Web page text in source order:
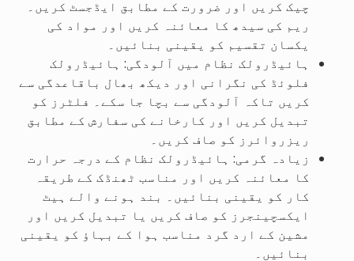
چیک کریں اور ضرورت کے مطابق ایڈجسٹ کریں۔
ریم کی سیدھ کا معائنہ کریں اور مواد کی
یکسان تقسیم کو یقینی بنائیں۔
ہائیڈرولک نظام میں آلودگی: ہائیڈرولک
فلوئڈ کی نگرانی اور دیکھ بھال باقاعدگی سے
کریں تاکہ آلودگی سے بچا جا سکے۔ فلٹرز کو
تبدیل کریں اور کارخانے کی سفارش کے مطابق
ریزروائرز کو صاف کریں۔
زیادہ گرمی: ہائیڈرولک نظام کے درجہ حرارت
کا معائنہ کریں اور مناسب ٹھنڈک کے طریقہ
کار کو یقینی بنائیں۔ بند ہونے والے ہیٹ
ایکسچینجرز کو صاف کریں یا تبدیل کریں اور
مشین کے ارد گرد مناسب ہوا کے بہاؤ کو یقینی
بنائیں۔